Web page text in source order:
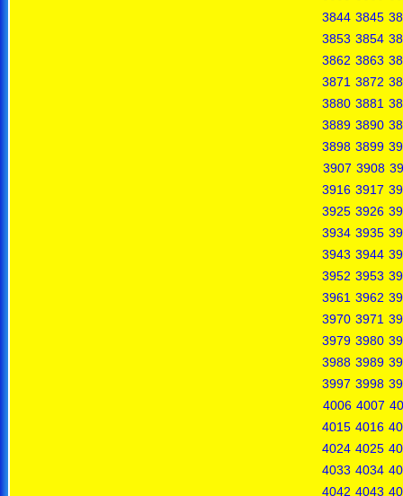
3844 3845
3853 3854
3862 3863
3871 3872
3880 3881
3889 3890
3898 3899
3907 3908
3916 3917
3925 3926
3934 3935
3943 3944
3952 3953
3961 3962
3970 3971
3979 3980
3988 3989
3997 3998
4006 4007
4015 4016
4024 4025
4033 4034
4042 4043